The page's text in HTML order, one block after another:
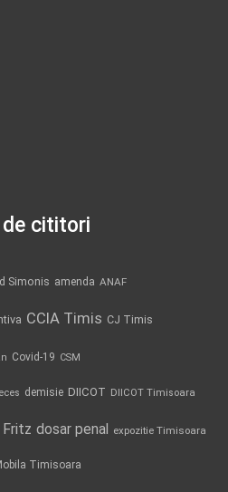
cititori
Simonis amenda ANAF
CCIA Timis CJ Timis
Covid-19 CSM
demisie DIICOT DIICOT Timisoara
Fritz dosar penal expozitie Timisoara
Timisoara